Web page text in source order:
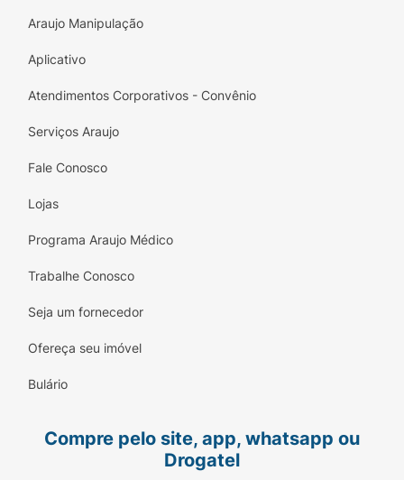
Araujo Manipulação
Aplicativo
Atendimentos Corporativos - Convênio
Serviços Araujo
Fale Conosco
Lojas
Programa Araujo Médico
Trabalhe Conosco
Seja um fornecedor
Ofereça seu imóvel
Bulário
Compre pelo site, app, whatsapp ou
Drogatel